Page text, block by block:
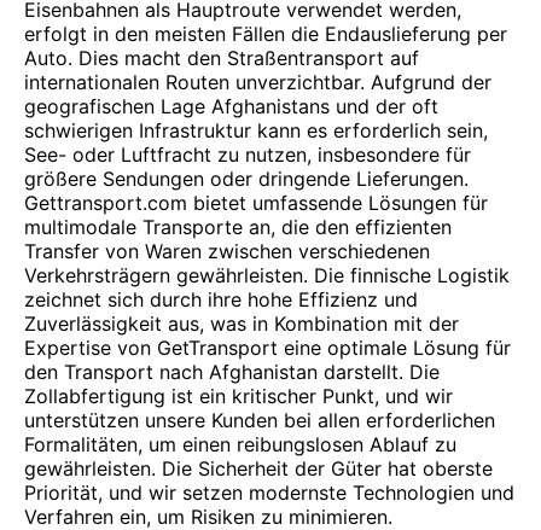
Eisenbahnen als Hauptroute verwendet werden,
erfolgt in den meisten Fällen die Endauslieferung per
Auto. Dies macht den Straßentransport auf
internationalen Routen unverzichtbar. Aufgrund der
geografischen Lage Afghanistans und der oft
schwierigen Infrastruktur kann es erforderlich sein,
See- oder Luftfracht zu nutzen, insbesondere für
größere Sendungen oder dringende Lieferungen.
Gettransport.com bietet umfassende Lösungen für
multimodale Transporte an, die den effizienten
Transfer von Waren zwischen verschiedenen
Verkehrsträgern gewährleisten. Die finnische Logistik
zeichnet sich durch ihre hohe Effizienz und
Zuverlässigkeit aus, was in Kombination mit der
Expertise von GetTransport eine optimale Lösung für
den Transport nach Afghanistan darstellt. Die
Zollabfertigung ist ein kritischer Punkt, und wir
unterstützen unsere Kunden bei allen erforderlichen
Formalitäten, um einen reibungslosen Ablauf zu
gewährleisten. Die Sicherheit der Güter hat oberste
Priorität, und wir setzen modernste Technologien und
Verfahren ein, um Risiken zu minimieren.